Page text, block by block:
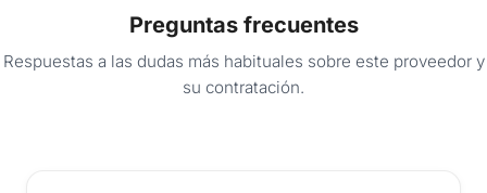
asistencia. Súper recomendables!!!
Preguntas frecuentes
Respuestas a las dudas más habituales sobre este proveedor y
su contratación.